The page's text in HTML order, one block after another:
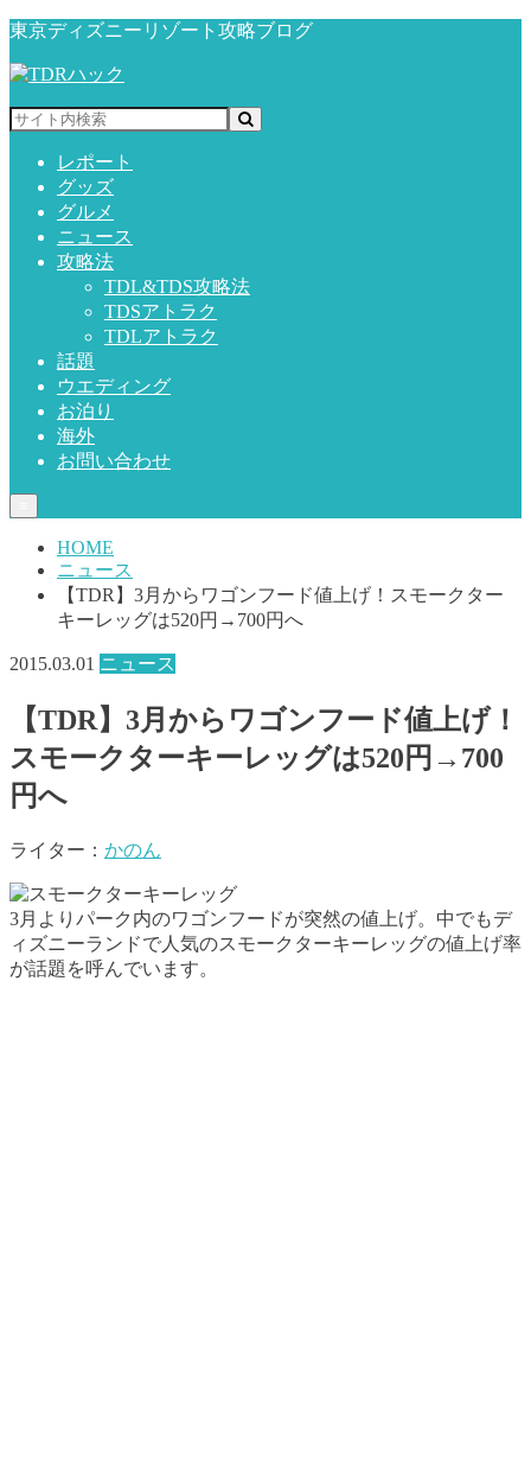
東京ディズニーリゾート攻略ブログ
レポート
グッズ
グルメ
ニュース
攻略法
TDL&TDS攻略法
TDSアトラク
TDLアトラク
話題
ウエディング
お泊り
海外
お問い合わせ
HOME
ニュース
【TDR】3月からワゴンフード値上げ！スモークター
キーレッグは520円→700円へ
2015.03.01 ニュース
【TDR】3月からワゴンフード値上げ！
スモークターキーレッグは520円→700
円へ
ライター： かのん
3月よりパーク内のワゴンフードが突然の値上げ。中でもデ
ィズニーランドで人気のスモークターキーレッグの値上げ率
が話題を呼んでいます。